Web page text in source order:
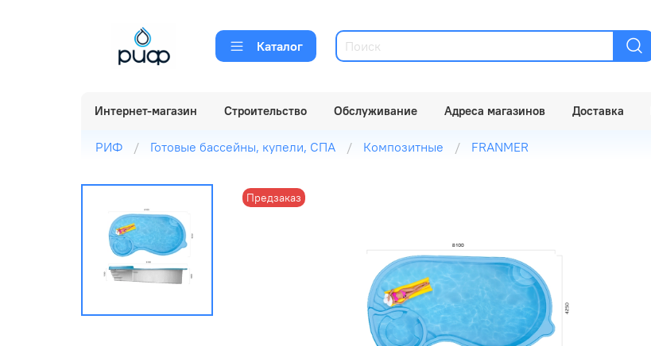
Каталог
Интернет-магазин Строительство Обслуживание Адреса магазинов Доставка
РИФ Готовые бассейны, купели, СПА Композитные FRANMER
Предзаказ